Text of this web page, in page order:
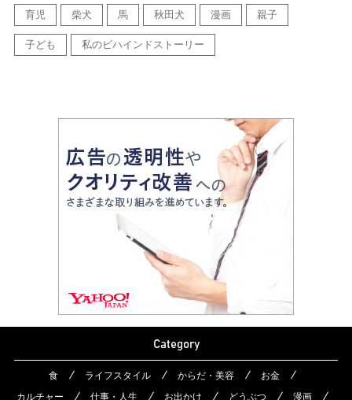
育児 柴犬 馬 秋田犬 漫画 親子
子ども 私のビハインドストーリー
Category
食 ライフスタイル からだ・美容
お金
カルチャー
仕事・人生 お出かけ どうぶつ 漫画